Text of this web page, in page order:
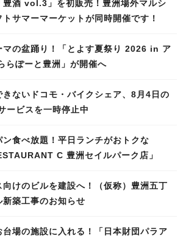
豊酒 vol.3」を初販売！豊洲場外マルシ
トサマーマーケットが同時開催です！
マの盆踊り！「とよす夏祭り 2026 in ア
らぽーと豊洲」が開催へ
きないドコモ・バイクシェア、8月4日の
ービスを一時停止中
ン食べ放題！平日ランチがおトクな
C 豊洲セイルパーク店」
向けのビルを建設へ！（仮称）豊洲五丁
新築工事のお知らせ
台場の施設に入れる！「日本財団パラア